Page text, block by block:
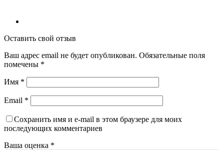
Оставить свой отзыв
Ваш адрес email не будет опубликован. Обязательные поля
помечены *
Имя *
Email *
Сохранить имя и e-mail в этом браузере для моих
последующих комментариев
Ваша оценка *